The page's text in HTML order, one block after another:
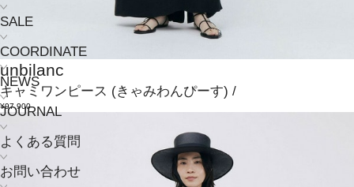
SALE
COORDINATE
NEWS
JOURNAL
よくある質問
お問い合わせ
unbilanc
キャミワンピース (きゃみわんぴーす) /
¥97,900